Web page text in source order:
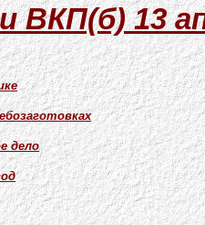
ВКП(б) 13
дело